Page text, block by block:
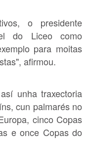
o presidente
do Liceo como
para moitas
afirmou.
unha traxectoria
cun palmarés no
cinco Copas
e once Copas do